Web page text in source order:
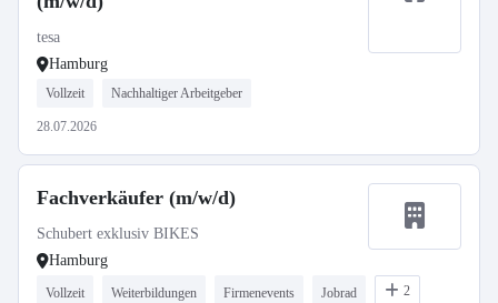
tesa
Hamburg
Vollzeit Nachhaltiger Arbeitgeber
28.07.2026
Fachverkäufer (m/w/d)
Schubert exklusiv BIKES
Hamburg
Vollzeit Weiterbildungen Firmenevents Jobrad 2